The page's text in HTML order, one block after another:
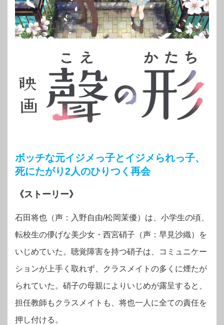
ボッチな元イジメっ子とイジメられっ子、
死にたがり2人のひりつく再会
《ストーリー》
石田将也（声：入野自由/松岡茉優）は、小学生の頃、
転校生の儚げな美少女・西宮硝子（声：早見沙織）を
いじめていた。聴覚障害を持つ硝子は、コミュニケー
ションが上手く取れず、クラスメイトの多くに煙たが
られていた。硝子の母親によりいじめが露呈すると、
担任教師もクラスメイトも、将也一人に全ての責任を
押し付ける。